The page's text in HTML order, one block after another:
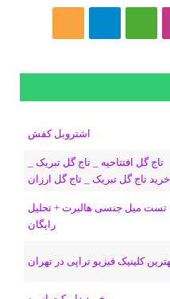
اشتروبل کفش
تاج گل افتتاحیه _ تاج گل تبریک _
خرید تاج گل تبریک _ تاج گل ارزان
تست میل جنسی هالبرت + تحلیل
رایگان
کلینیک فیزیو تراپی در تهران